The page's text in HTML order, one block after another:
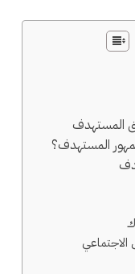
المستهدف
المستهدف؟